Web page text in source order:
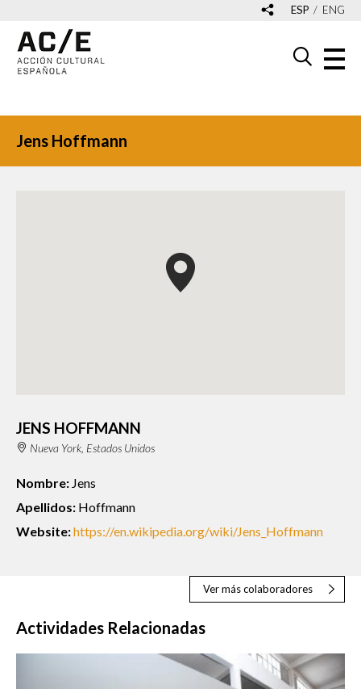
ESP ENG
Jens Hoffmann
JENS HOFFMANN
Nueva York, Estados Unidos
Nombre: Jens
Apellidos: Hoffmann
Website:https://en.wikipedia.org/wiki/Jens_Hoffmann
Ver más colaboradores
Actividades Relacionadas